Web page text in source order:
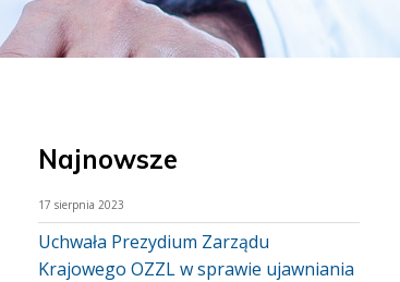
Najnowsze
17 sierpnia 2023
Uchwała Prezydium Zarządu
Krajowego OZZL w sprawie ujawniania